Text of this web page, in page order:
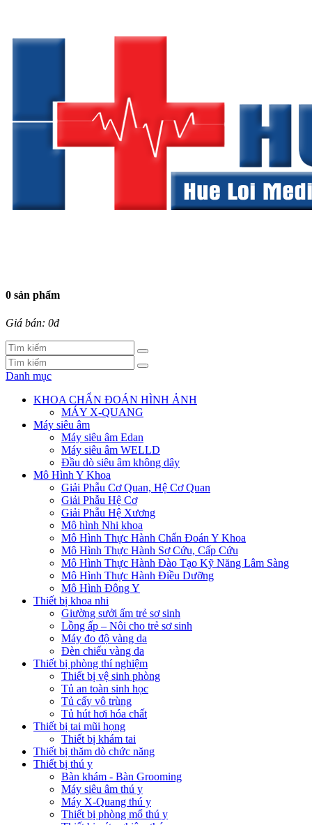
0 sản phẩm
Giá bán: 0đ
Danh mục
KHOA CHẨN ĐOÁN HÌNH ẢNH
MÁY X-QUANG
Máy siêu âm
Máy siêu âm Edan
Máy siêu âm WELLD
Đầu dò siêu âm không dây
Mô Hình Y Khoa
Giải Phẫu Cơ Quan, Hệ Cơ Quan
Giải Phẫu Hệ Cơ
Giải Phẫu Hệ Xương
Mô hình Nhi khoa
Mô Hình Thực Hành Chẩn Đoán Y Khoa
Mô Hình Thực Hành Sơ Cứu, Cấp Cứu
Mô Hình Thực Hành Đào Tạo Kỹ Năng Lâm Sàng
Mô Hình Thực Hành Điều Dưỡng
Mô Hình Đông Y
Thiết bị khoa nhi
Giường sưởi ấm trẻ sơ sinh
Lồng ấp – Nôi cho trẻ sơ sinh
Máy đo độ vàng da
Đèn chiếu vàng da
Thiết bị phòng thí nghiệm
Thiết bị vệ sinh phòng
Tủ an toàn sinh học
Tủ cấy vô trùng
Tủ hút hơi hóa chất
Thiết bị tai mũi họng
Thiết bị khám tai
Thiết bị thăm dò chức năng
Thiết bị thú y
Bàn khám - Bàn Grooming
Máy siêu âm thú y
Máy X-Quang thú y
Thiết bị phòng mổ thú y